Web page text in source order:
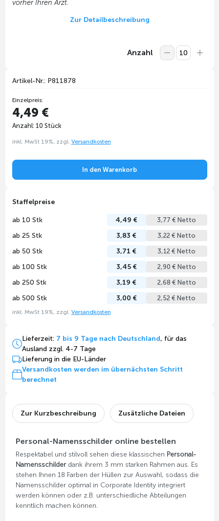
vorher Ihren Arzt.
Zur Detailbeschreibung
Anzahl
Artikel-Nr.: P811878
Einzelpreis:
4,49 €
Anzahl: 10 Stück
inkl. MwSt 19%, zzgl. Versandkosten
In den Warenkorb
Staffelpreise
ab 10 Stk 4,49 € 3,77 € Netto
ab 25 Stk 3,83 € 3,22 € Netto
ab 50 Stk 3,71 € 3,12 € Netto
ab 100 Stk 3,45 € 2,90 € Netto
ab 250 Stk 3,19 € 2,68 € Netto
ab 500 Stk 3,00 € 2,52 € Netto
inkl. MwSt 19%, zzgl. Versandkosten
Lieferzeit: 7 bis 9 Tage nach Deutschland, für das
Ausland zzgl. 4-7 Tage
Lieferung in die EU-Länder
Versandkosten werden im übernächsten Schritt
berechnet
Zur Kurzbeschreibung Zusätzliche Dateien
Personal-Namensschilder online bestellen
Respektabel und stilvoll sehen diese klassischen Personal-
Namensschilderdank ihrem 3 mm starken Rahmen aus. Es
stehen Ihnen 18 Farben der Hüllen zur Auswahl, sodass die
Namensschilder optimal in Corporate Identity integriert
werden können oder z.B. unterschiedliche Abteilungen
kenntlich machen können.